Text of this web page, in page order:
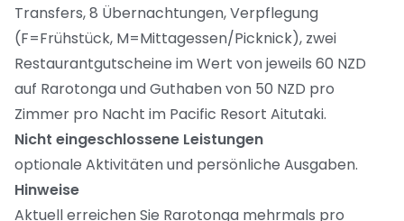
Transfers, 8 Übernachtungen, Verpflegung
(F=Frühstück, M=Mittagessen/Picknick), zwei
Restaurantgutscheine im Wert von jeweils 60 NZD
auf Rarotonga und Guthaben von 50 NZD pro
Zimmer pro Nacht im Pacific Resort Aitutaki.
Nicht eingeschlossene Leistungen
optionale Aktivitäten und persönliche Ausgaben.
Hinweise
Aktuell erreichen Sie Rarotonga mehrmals pro